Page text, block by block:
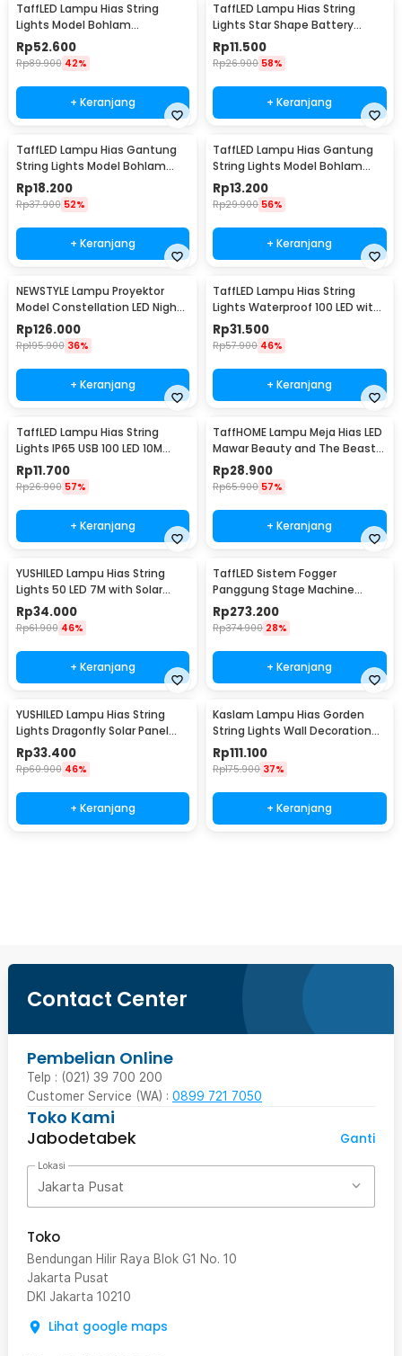
TaffLED Lampu Hias String
Lights Model Bohlam
Waterproof 20 LED 5M - PD039
Rp52.600
Rp89.900 42%
+ Keranjang
TaffLED Lampu Hias String
Lights Star Shape Battery
Power 20 LED 3M - 2G11
Rp11.500
Rp26.900 58%
+ Keranjang
TaffLED Lampu Hias Gantung
String Lights Model Bohlam
Mini Waterproof 6M - ZYD0931
Rp18.200
Rp37.900 52%
+ Keranjang
TaffLED Lampu Hias Gantung
String Lights Model Bohlam
Mini Waterproof 3M - ZYD0931
Rp13.200
Rp29.900 56%
+ Keranjang
NEWSTYLE Lampu Proyektor
Model Constellation LED Night
Light 3W 5V - NL-USB
Rp126.000
Rp195.900 36%
+ Keranjang
TaffLED Lampu Hias String
Lights Waterproof 100 LED with
Solar Panel - M071
Rp31.500
Rp57.900 46%
+ Keranjang
TaffLED Lampu Hias String
Lights IP65 USB 100 LED 10M
Warm White - TDC-01
Rp11.700
Rp26.900 57%
+ Keranjang
TaffHOME Lampu Meja Hias LED
Mawar Beauty and The Beast
Warm White - AC01
Rp28.900
Rp65.900 57%
+ Keranjang
YUSHILED Lampu Hias String
Lights 50 LED 7M with Solar
Panel - M072
Rp34.000
Rp61.900 46%
+ Keranjang
TaffLED Sistem Fogger
Panggung Stage Machine
Ejector with RGB LED - KY-
LED500
Rp273.200
Rp374.900 28%
+ Keranjang
YUSHILED Lampu Hias String
Lights Dragonfly Solar Panel
IP65 8 Modes 20 LED - M088
Rp33.400
Rp60.900 46%
+ Keranjang
Kaslam Lampu Hias Gorden
String Lights Wall Decoration
18W 3x3M 320 LED - S-32
Rp111.100
Rp175.900 37%
+ Keranjang
Contact Center
Pembelian Online
Telp : (021) 39 700 200
Customer Service (WA) : 0899 721 7050
Toko Kami
Jabodetabek
Ganti
Lokasi
Jakarta Pusat
Toko
Bendungan Hilir Raya Blok G1 No. 10
Jakarta Pusat
DKI Jakarta 10210
Lihat google maps